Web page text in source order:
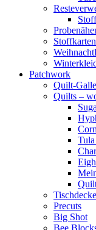
Stoffkarten
Patchwork
Quilt-
Quilts –
Precuts
Big Shot
Bee